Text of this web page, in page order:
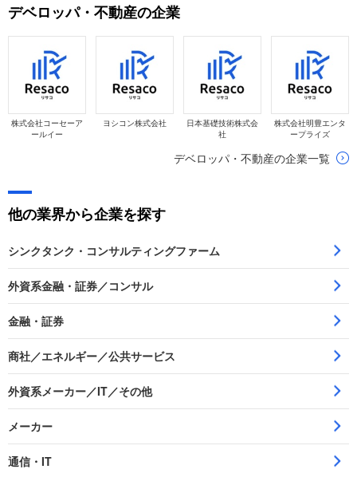
デベロッパ・不動産の企業
株式会社コーセーア
ールイー
ヨシコン株式会社
日本基礎技術株式会
社
株式会社明豊エンタ
ープライズ
デベロッパ・不動産の企業一覧
他の業界から企業を探す
シンクタンク・コンサルティングファーム
外資系金融・証券／コンサル
金融・証券
商社／エネルギー／公共サービス
外資系メーカー／IT／その他
メーカー
通信・IT